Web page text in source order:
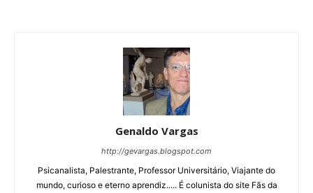
Genaldo Vargas
http://gevargas.blogspot.com
Psicanalista, Palestrante, Professor Universitário, Viajante do
mundo, curioso e eterno aprendiz..... É colunista do site Fãs da